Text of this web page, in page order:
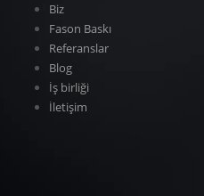
Biz
Fason Baskı
Referanslar
Blog
İş birliği
İletişim